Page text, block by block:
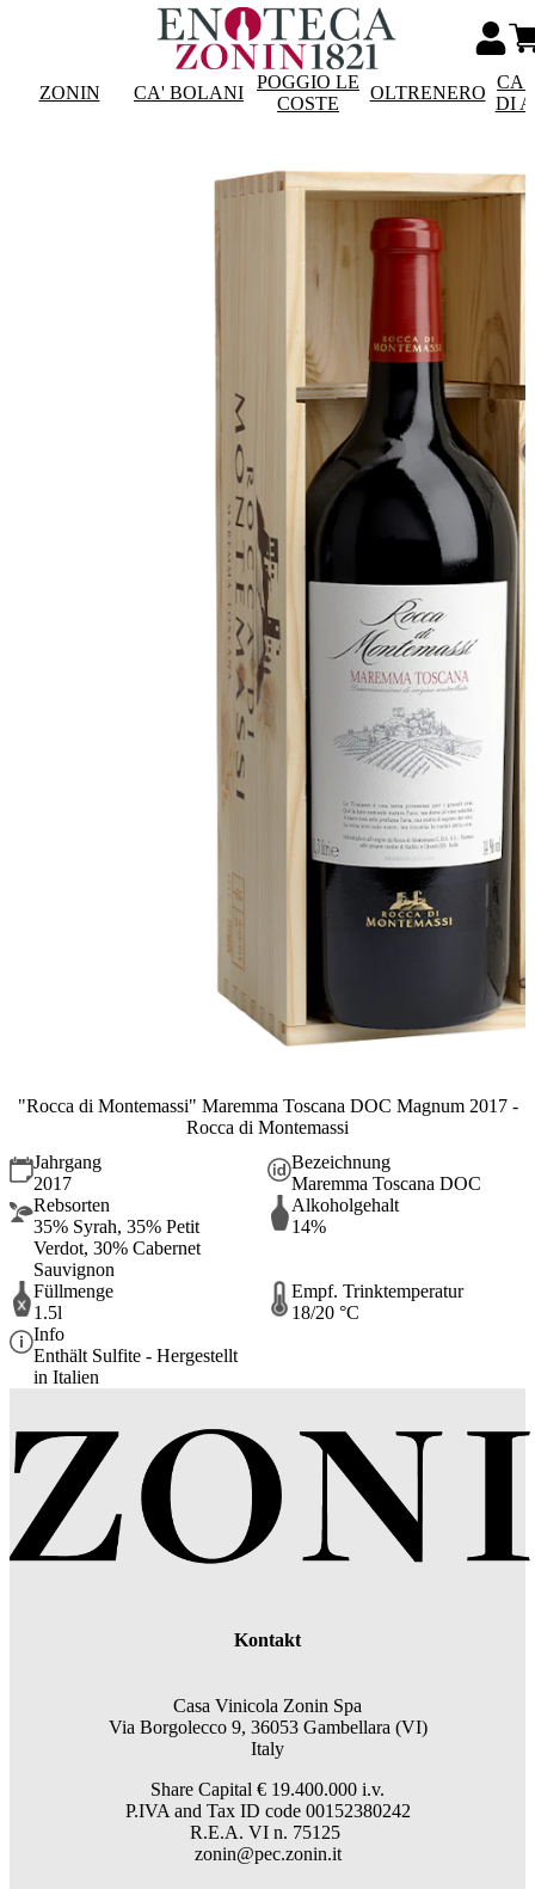
ZONIN CA' BOLANI
POGGIO LE
COSTE
OLTRENERO
DI
"Rocca di Montemassi" Maremma Toscana DOC Magnum 2017 -
Rocca di Montemassi
Jahrgang
2017
Bezeichnung
Maremma Toscana DOC
Rebsorten
35% Syrah, 35% Petit
Verdot, 30% Cabernet
Sauvignon
Alkoholgehalt
14%
Füllmenge
1.5l
Empf. Trinktemperatur
18/20 °C
Info
Enthält Sulfite - Hergestellt
in Italien
Kontakt
Casa Vinicola Zonin Spa
Via Borgolecco 9, 36053 Gambellara (VI)
Italy
Share Capital € 19.400.000 i.v.
P.IVA and Tax ID code 00152380242
R.E.A. VI n. 75125
zonin@pec.zonin.it